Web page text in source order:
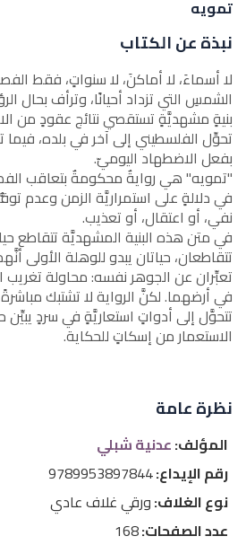
تمويه
نبذة عن الكتاب
لا أسماءَ، لا أماكنَ، لا سنواتٍ، فقط
الشمسِ التي تزداد أحيانًا، وترأف بحال
بنيةٍ مشهديَّةٍ تستقصي نتائج عقودٍ من
تحوِّل الفلسطيني إلى آخر في بلده، فيما
بفعل الاضطهاد اليوميّ.
"تمويه" هي روايةٌ محكومةٌ بتعاقب
في دلالةٍ على استمراريَّة الزمن وعدم
نفي، أو اعتقال، أو تعذيب.
في متن هذه البنية المشهديَّة تتقاطع
تتقاطعان، حياتان يبدو للوهلة الأولى
تعبِّران عن الجوهر نفسه: محاولة تغريب
في أرضهما. لكنَّ الرواية لا تشتبك
تتحوَّل إلى أدواتٍ استعاريَّةٍ في سردٍ
الاستعمار من إسكاتٍ للحكاية.
نظرة عامة
المؤلف:عدنية شبلي
رقم الإيداع:9789953897844
نوع الغلاف:ورقي غلاف عادي
عدد الصفحات:168